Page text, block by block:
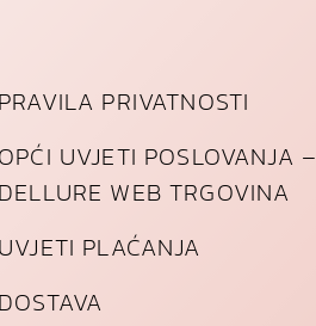
PRAVILA PRIVATNOSTI
OPĆI UVJETI POSLOVANJA –
DELLURE WEB TRGOVINA
UVJETI PLAĆANJA
DOSTAVA